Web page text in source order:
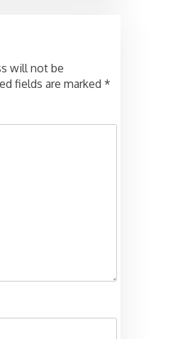
will not be
fields are marked *